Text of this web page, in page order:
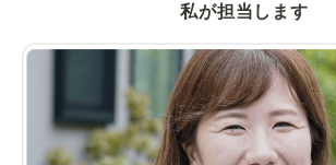
私が担当します